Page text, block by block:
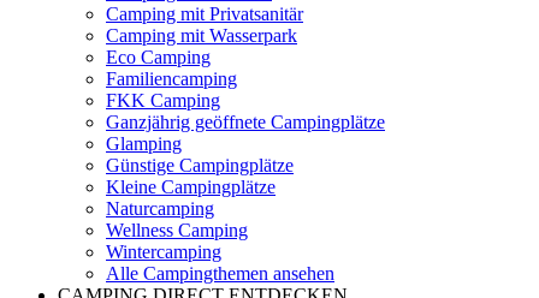
Camping mit Privatsanitär
Camping mit Wasserpark
Eco Camping
Familiencamping
FKK Camping
Ganzjährig geöffnete Campingplätze
Glamping
Günstige Campingplätze
Kleine Campingplätze
Naturcamping
Wellness Camping
Wintercamping
Alle Campingthemen ansehen